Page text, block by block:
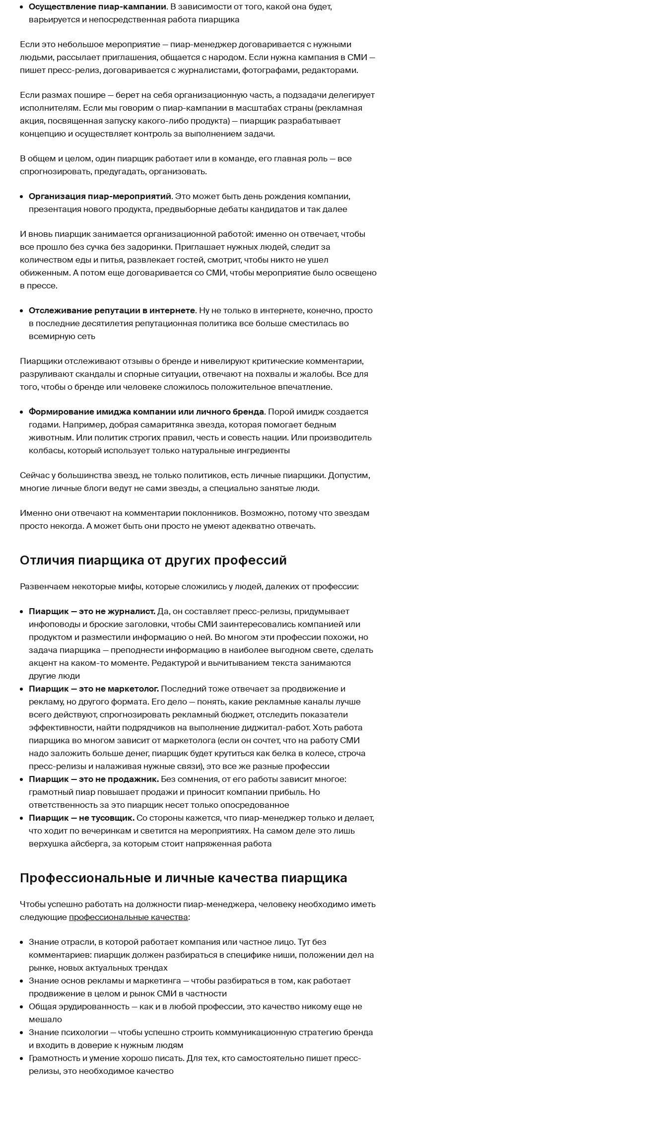
Осуществление пиар-кампании. В зависимости от того, какой она будет,
варьируется и непосредственная работа пиарщика
Если это небольшое мероприятие — пиар-менеджер договаривается с нужными
людьми, рассылает приглашения, общается с народом. Если нужна кампания в СМИ —
пишет пресс-релиз, договаривается с журналистами, фотографами, редакторами.
Если размах пошире — берет на себя организационную часть, а подзадачи делегирует
исполнителям. Если мы говорим о пиар-кампании в масштабах страны (рекламная
акция, посвященная запуску какого-либо продукта) — пиарщик разрабатывает
концепцию и осуществляет контроль за выполнением задачи.
В общем и целом, один пиарщик работает или в команде, его главная роль — все
спрогнозировать, предугадать, организовать.
Организация пиар-мероприятий. Это может быть день рождения компании,
презентация нового продукта, предвыборные дебаты кандидатов и так далее
И вновь пиарщик занимается организационной работой: именно он отвечает, чтобы
все прошло без сучка без задоринки. Приглашает нужных людей, следит за
количеством еды и питья, развлекает гостей, смотрит, чтобы никто не ушел
обиженным. А потом еще договаривается со СМИ, чтобы мероприятие было освещено
в прессе.
Отслеживание репутации в интернете. Ну не только в интернете, конечно, просто
в последние десятилетия репутационная политика все больше сместилась во
всемирную сеть
Пиарщики отслеживают отзывы о бренде и нивелируют критические комментарии,
разруливают скандалы и спорные ситуации, отвечают на похвалы и жалобы. Все для
того, чтобы о бренде или человеке сложилось положительное впечатление.
Формирование имиджа компании или личного бренда. Порой имидж создается
годами. Например, добрая самаритянка звезда, которая помогает бедным
животным. Или политик строгих правил, честь и совесть нации. Или производитель
колбасы, который использует только натуральные ингредиенты
Сейчас у большинства звезд, не только политиков, есть личные пиарщики. Допустим,
многие личные блоги ведут не сами звезды, а специально занятые люди.
Именно они отвечают на комментарии поклонников. Возможно, потому что звездам
просто некогда. А может быть они просто не умеют адекватно отвечать.
Отличия пиарщика от других профессий
Развенчаем некоторые мифы, которые сложились у людей, далеких от профессии:
Пиарщик — это не журналист.Да, он составляет пресс-релизы, придумывает
инфоповоды и броские заголовки, чтобы СМИ заинтересовались компанией или
продуктом и разместили информацию о ней. Во многом эти профессии похожи, но
задача пиарщика — преподнести информацию в наиболее выгодном свете, сделать
акцент на каком-то моменте. Редактурой и вычитыванием текста занимаются
другие люди
Пиарщик — это не маркетолог. Последний тоже отвечает за продвижение и
рекламу, но другого формата. Его дело — понять, какие рекламные каналы лучше
всего действуют, спрогнозировать рекламный бюджет, отследить показатели
эффективности, найти подрядчиков на выполнение диджитал-работ. Хоть работа
пиарщика во многом зависит от маркетолога (если он сочтет, что на работу СМИ
надо заложить больше денег, пиарщик будет крутиться как белка в колесе, строча
пресс-релизы и налаживая нужные связи), это все же разные профессии
Пиарщик — это не продажник. Без сомнения, от его работы зависит многое:
грамотный пиар повышает продажи и приносит компании прибыль. Но
ответственность за это пиарщик несет только опосредованное
Пиарщик — не тусовщик.Со стороны кажется, что пиар-менеджер только и делает,
что ходит по вечеринкам и светится на мероприятиях. На самом деле это лишь
верхушка айсберга, за которым стоит напряженная работа
Профессиональные и личные качества пиарщика
Чтобы успешно работать на должности пиар-менеджера, человеку необходимо иметь
следующие профессиональные качества:
Знание отрасли, в которой работает компания или частное лицо. Тут без
комментариев: пиарщик должен разбираться в специфике ниши, положении дел на
рынке, новых актуальных трендах
Знание основ рекламы и маркетинга — чтобы разбираться в том, как работает
продвижение в целом и рынок СМИ в частности
Общая эрудированность — как и в любой профессии, это качество никому еще не
мешало
Знание психологии — чтобы успешно строить коммуникационную стратегию бренда
и входить в доверие к нужным людям
Грамотность и умение хорошо писать. Для тех, кто самостоятельно пишет пресс-
релизы, это необходимое качество